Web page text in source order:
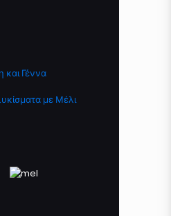
και Γέννα
με Μέλι